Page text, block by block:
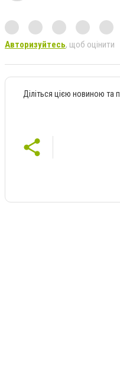
Авторизуйтесь, щоб оцінити
Діліться цією новиною та